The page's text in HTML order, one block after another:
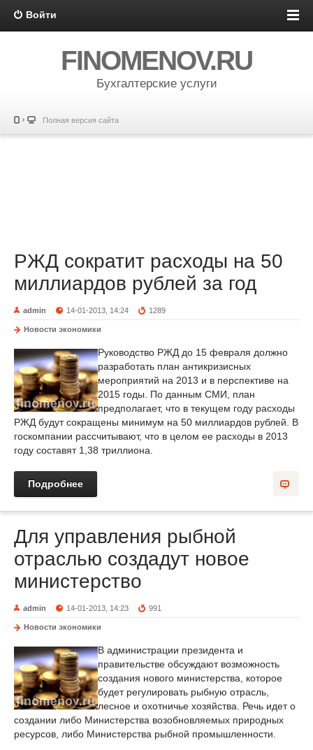
Войти
FINOMENOV.RU
Бухгалтерские услуги
Полная версия сайта
РЖД сократит расходы на 50
миллиардов рублей за год
admin 14-01-2013, 14:24 1289
Новости экономики
Руководство РЖД до 15 февраля должно
разработать план антикризисных
мероприятий на 2013 и в перспективе на
2015 годы. По данным СМИ, план
предполагает, что в текущем году расходы
РЖД будут сокращены минимум на 50 миллиардов рублей. В
госкомпании рассчитывают, что в целом ее расходы в 2013
году составят 1,38 триллиона.
Подробнее
Для управления рыбной
отраслью создадут новое
министерство
admin 14-01-2013, 14:23 991
Новости экономики
В администрации президента и
правительстве обсуждают возможность
создания нового министерства, которое
будет регулировать рыбную отрасль,
лесное и охотничье хозяйства. Речь идет о
создании либо Министерства возобновляемых природных
ресурсов, либо Министерства рыбной промышленности.